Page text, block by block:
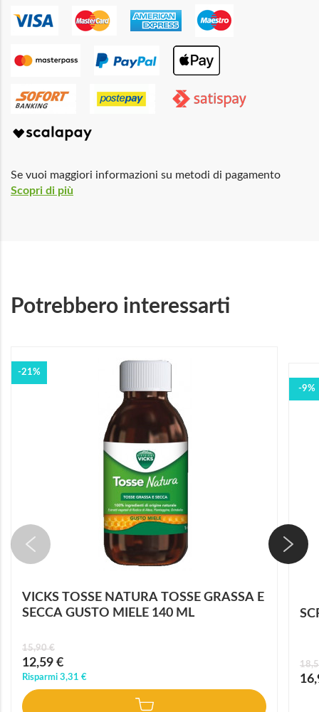
Se vuoi maggiori informazioni su metodi di pagamento
Scopri di più
Potrebbero interessarti
-21%
VICKS TOSSE NATURA TOSSE GRASSA E
SECCA GUSTO MIELE 140 ML
Prezzo
speciale
12,59 €
15,90 €
Risparmi 3,31 €
-9%